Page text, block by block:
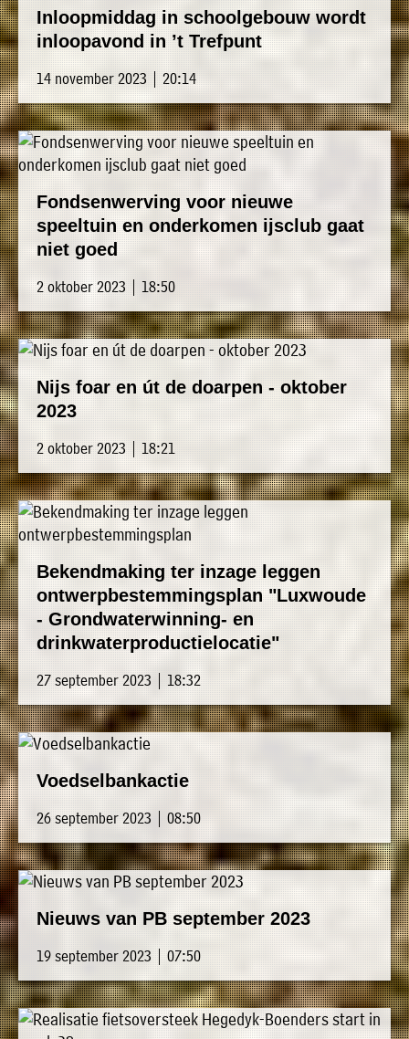
Inloopmiddag in schoolgebouw wordt
inloopavond in ’t Trefpunt
14 november 2023 | 20:14
Fondsenwerving voor nieuwe
speeltuin en onderkomen ijsclub gaat
niet goed
2 oktober 2023 | 18:50
Nijs foar en út de doarpen - oktober
2023
2 oktober 2023 | 18:21
Bekendmaking ter inzage leggen
ontwerpbestemmingsplan "Luxwoude
- Grondwaterwinning- en
drinkwaterproductielocatie"
27 september 2023 | 18:32
Voedselbankactie
26 september 2023 | 08:50
Nieuws van PB september 2023
19 september 2023 | 07:50